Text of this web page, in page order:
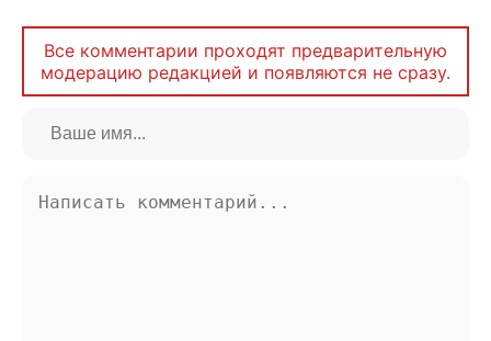
Все комментарии проходят предварительную
модерацию редакцией и появляются не сразу.